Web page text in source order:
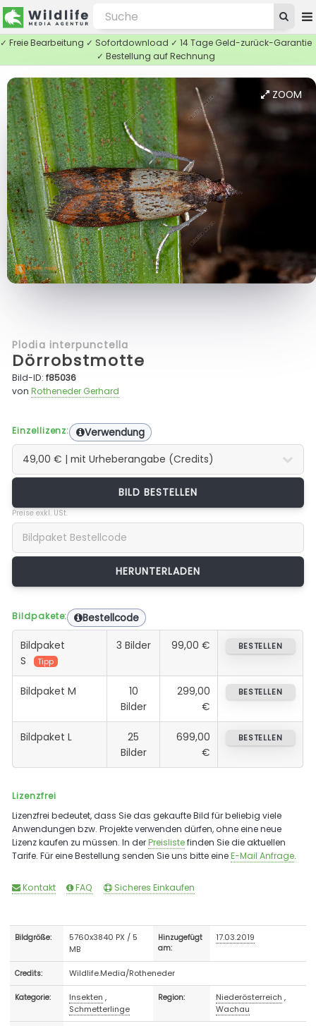
✓ Freie Bearbeitung ✓ Sofortdownload ✓ 14 Tage Geld-zurück-Garantie
✓ Bestellung auf Rechnung
ZOOM
Plodia interpunctella
Dörrobstmotte
Bild-ID:f85036
vonRotheneder Gerhard
Einzellizenz: Verwendung
BILD BESTELLEN
Preise exkl. USt.
Bildpakete: Bestellcode
Bildpaket
S
Tipp
3 Bilder 99,00 € BESTELLEN
Bildpaket M
10
Bilder
299,00
€
BESTELLEN
Bildpaket L
25
Bilder
699,00
€
BESTELLEN
Lizenzfrei
Lizenzfrei bedeutet, dass Sie das gekaufte Bild für beliebig viele
Anwendungen bzw. Projekte verwenden dürfen, ohne eine neue
Lizenz kaufen zu müssen. In derPreislistefinden Sie die aktuellen
Tarife. Für eine Bestellung senden Sie uns bitte eineE-Mail Anfrage.
Kontakt FAQ Sicheres Einkaufen
Bildgröße:
5760x3840 PX / 5
MB
Hinzugefügt
am:
17.03.2019
Credits: Wildlife.Media/Rotheneder
Kategorie: Insekten ,
Schmetterlinge
Region: Niederösterreich ,
Wachau